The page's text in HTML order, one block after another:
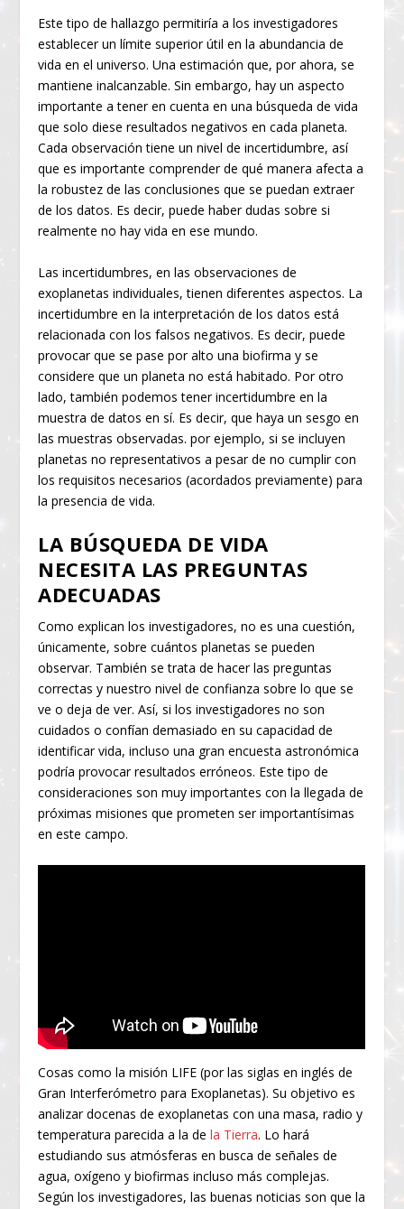
Este tipo de hallazgo permitiría a los investigadores
establecer un límite superior útil en la abundancia de
vida en el universo. Una estimación que, por ahora, se
mantiene inalcanzable. Sin embargo, hay un aspecto
importante a tener en cuenta en una búsqueda de vida
que solo diese resultados negativos en cada planeta.
Cada observación tiene un nivel de incertidumbre, así
que es importante comprender de qué manera afecta a
la robustez de las conclusiones que se puedan extraer
de los datos. Es decir, puede haber dudas sobre si
realmente no hay vida en ese mundo.
Las incertidumbres, en las observaciones de
exoplanetas individuales, tienen diferentes aspectos. La
incertidumbre en la interpretación de los datos está
relacionada con los falsos negativos. Es decir, puede
provocar que se pase por alto una biofirma y se
considere que un planeta no está habitado. Por otro
lado, también podemos tener incertidumbre en la
muestra de datos en sí. Es decir, que haya un sesgo en
las muestras observadas. por ejemplo, si se incluyen
planetas no representativos a pesar de no cumplir con
los requisitos necesarios (acordados previamente) para
la presencia de vida.
LA BÚSQUEDA DE VIDA
NECESITA LAS PREGUNTAS
ADECUADAS
Como explican los investigadores, no es una cuestión,
únicamente, sobre cuántos planetas se pueden
observar. También se trata de hacer las preguntas
correctas y nuestro nivel de confianza sobre lo que se
ve o deja de ver. Así, si los investigadores no son
cuidados o confían demasiado en su capacidad de
identificar vida, incluso una gran encuesta astronómica
podría provocar resultados erróneos. Este tipo de
consideraciones son muy importantes con la llegada de
próximas misiones que prometen ser importantísimas
en este campo.
Cosas como la misión LIFE (por las siglas en inglés de
Gran Interferómetro para Exoplanetas). Su objetivo es
analizar docenas de exoplanetas con una masa, radio y
temperatura parecida a la dela Tierra. Lo hará
estudiando sus atmósferas en busca de señales de
agua, oxígeno y biofirmas incluso más complejas.
Según los investigadores, las buenas noticias son que la